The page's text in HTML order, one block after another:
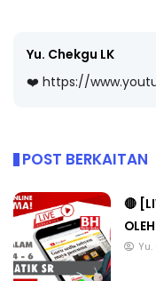
Yu. Chekgu LK
❤️ https://
POST BERKAITAN
🔴
Yu.